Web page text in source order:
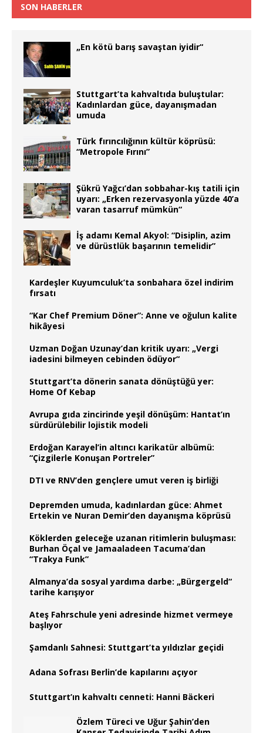
SON HABERLER
„En kötü barış savaştan iyidir“
Stuttgart’ta kahvaltıda buluştular:
Kadınlardan güce, dayanışmadan
umuda
Türk fırıncılığının kültür köprüsü:
“Metropole Fırını”
Şükrü Yağcı’dan sobbahar-kış tatili için
uyarı: „Erken rezervasyonla yüzde 40’a
varan tasarruf mümkün“
İş adamı Kemal Akyol: “Disiplin, azim
ve dürüstlük başarının temelidir”
Kardeşler Kuyumculuk’ta sonbahara özel indirim
fırsatı
“Kar Chef Premium Döner”: Anne ve oğulun kalite
hikâyesi
Uzman Doğan Uzunay’dan kritik uyarı: „Vergi
iadesini bilmeyen cebinden ödüyor“
Stuttgart’ta dönerin sanata dönüştüğü yer:
Home Of Kebap
Avrupa gıda zincirinde yeşil dönüşüm: Hantat’ın
sürdürülebilir lojistik modeli
Erdoğan Karayel’in altıncı karikatür albümü:
“Çizgilerle Konuşan Portreler”
DTI ve RNV’den gençlere umut veren iş birliği
Depremden umuda, kadınlardan güce: Ahmet
Ertekin ve Nuran Demir’den dayanışma köprüsü
Köklerden geleceğe uzanan ritimlerin buluşması:
Burhan Öçal ve Jamaaladeen Tacuma’dan
“Trakya Funk”
Almanya’da sosyal yardıma darbe: „Bürgergeld“
tarihe karışıyor
Ateş Fahrschule yeni adresinde hizmet vermeye
başlıyor
Şamdanlı Sahnesi: Stuttgart’ta yıldızlar geçidi
Adana Sofrası Berlin’de kapılarını açıyor
Stuttgart’ın kahvaltı cenneti: Hanni Bäckeri
Özlem Türeci ve Uğur Şahin’den